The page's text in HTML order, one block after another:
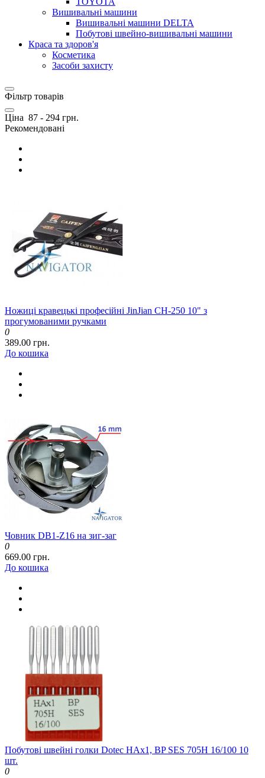
Вишивальні машини
Вишивальні машини DELTA
Побутові швейно-вишивальні машини
Краса та здоров'я
Косметика
Засоби захисту
Фільтр товарів
Ціна 87 - 294 грн.
Рекомендовані
Ножиці кравецькі професійні JinJian CH-250 10" з
прогумованими ручками
0
389.00 грн.
До кошика
Човник DB1-Z16 на зиг-заг
0
669.00 грн.
До кошика
Побутові швейні голки Dotec HAx1, BP SES 705H 16/100 10
шт.
0